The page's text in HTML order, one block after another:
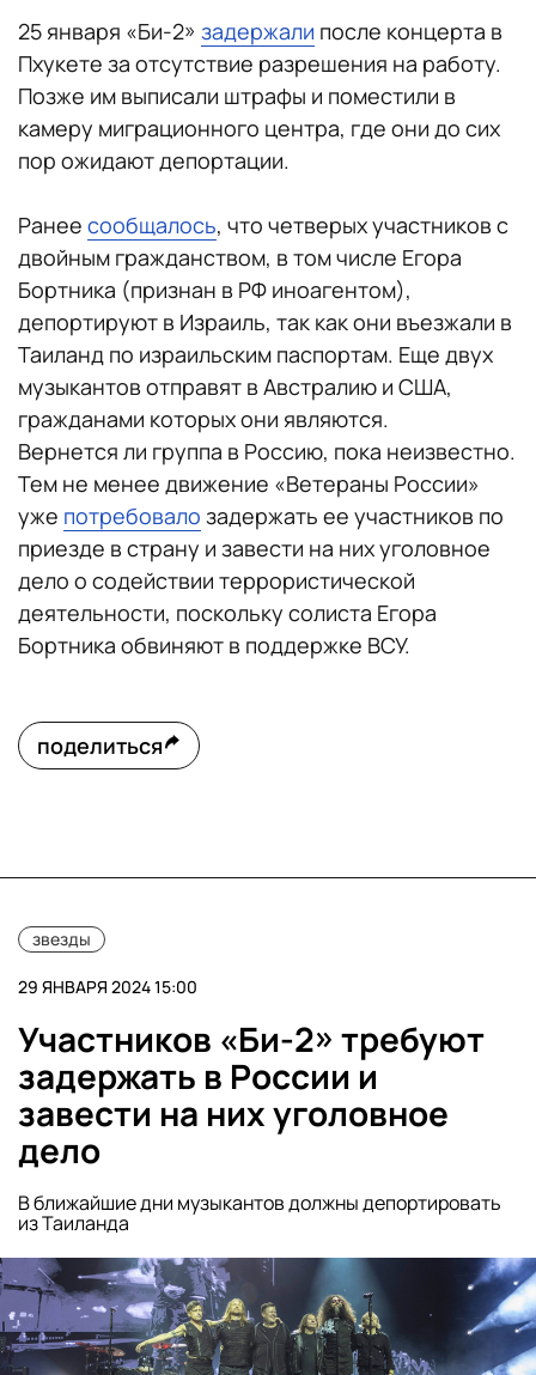
25 января «Би-2» задержали после концерта в
Пхукете за отсутствие разрешения на работу.
Позже им выписали штрафы и поместили в
камеру миграционного центра, где они до сих
пор ожидают депортации.
Ранее сообщалось, что четверых участников с
двойным гражданством, в том числе Егора
Бортника (признан в РФ иноагентом),
депортируют в Израиль, так как они въезжали в
Таиланд по израильским паспортам. Еще двух
музыкантов отправят в Австралию и США,
гражданами которых они являются.
Вернется ли группа в Россию, пока неизвестно.
Тем не менее движение «Ветераны России»
уже потребовало задержать ее участников по
приезде в страну и завести на них уголовное
дело о содействии террористической
деятельности, поскольку солиста Егора
Бортника обвиняют в поддержке ВСУ.
поделиться
звезды
29 ЯНВАРЯ 2024 15:00
Участников «Би-2» требуют
задержать в России и
завести на них уголовное
дело
В ближайшие дни музыкантов должны депортировать
из Таиланда